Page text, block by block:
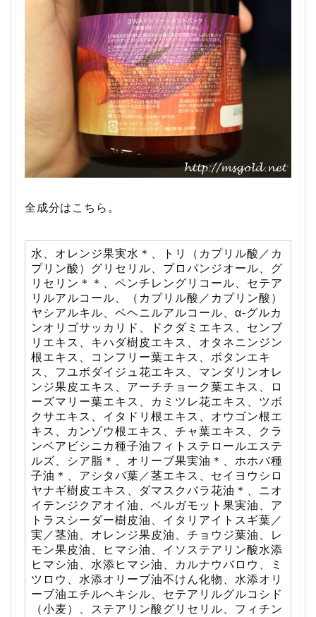
全成分はこちら。
水、オレンジ果実水＊、トリ（カプリル酸／カ
プリン酸）グリセリル、プロパンジオール、グ
リセリン＊＊、ペンチレングリコール、セテア
リルアルコール、（カプリル酸／カプリン酸）
ヤシアルキル、ベヘニルアルコール、α-グルカ
ンオリゴサッカリド、ドクダミエキス、センブ
リエキス、キハダ樹皮エキス、オタネニンジン
根エキス、コンフリー葉エキス、ボタンエキ
ス、フユボダイジュ花エキス、マンダリンオレ
ンジ果皮エキス、アーチチョーク葉エキス、ロ
ーズマリー葉エキス、カミツレ花エキス、ツボ
クサエキス、イタドリ根エキス、オウゴン根エ
キス、カンゾウ根エキス、チャ葉エキス、クラ
ンベアビシニカ種子油フィトステロールエステ
ルズ、シア脂＊、オリーブ果実油＊、ホホバ種
子油＊、アシタバ葉／茎エキス、セイヨウシロ
ヤナギ樹皮エキス、ダマスクバラ花油＊、ニオ
イテンジクアオイ油、ベルガモット果実油、ア
トラスシーダー樹皮油、イタリアイトスギ葉／
実／茎油、オレンジ果皮油、チョウジ葉油、レ
モン果皮油、ヒマシ油、イソステアリン酸水添
ヒマシ油、水添ヒマシ油、カルナウバロウ、ミ
ツロウ、水添オリーブ油不けん化物、水添オリ
ーブ油エチルヘキシル、セテアリルグルコシド
（小麦）、ステアリン酸グリセリル、フィチン